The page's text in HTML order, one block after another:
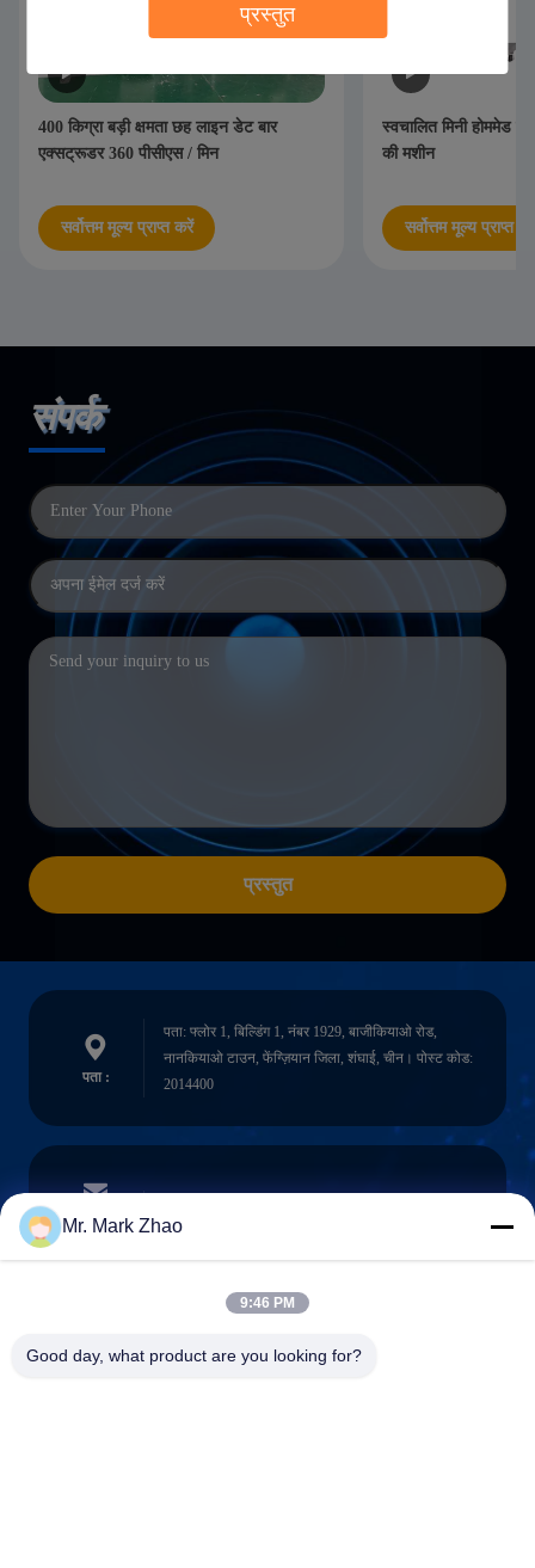
प्रस्तुत
400 किग्रा बड़ी क्षमता छह लाइन डेट बार
एक्सट्रूडर 360 पीसीएस / मिन
सर्वोत्तम मूल्य प्राप्त करें
स्वचालित मिनी होममेड
की मशीन
सर्वोत्तम मूल्य प्राप्त
संपर्क
प्रस्तुत
पता :
पता: फ्लोर 1, बिल्डिंग 1, नंबर 1929, बाजीकियाओ रोड,
नानकियाओ टाउन, फेंग्ज़ियान जिला, शंघाई, चीन। पोस्ट कोड:
2014400
ईमेल
फ़ोन :
Mr. Mark Zhao
9:46 PM
Good day, what product are you looking for?